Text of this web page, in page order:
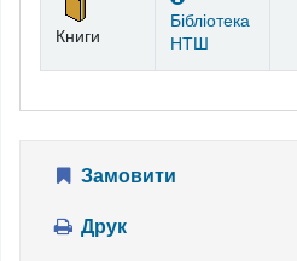
Книги
Бібліотека
НТШ
Замовити
Друк